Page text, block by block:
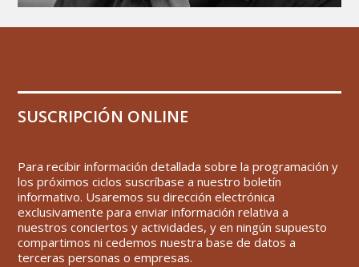
SUSCRIPCIÓN ONLINE
Para recibir información detallada sobre la programación y
los próximos ciclos suscríbase a nuestro boletín
informativo. Usaremos su dirección electrónica
exclusivamente para enviar información relativa a
nuestros conciertos y actividades, y en ningún supuesto
compartimos ni cedemos nuestra base de datos a
terceras personas o empresas.